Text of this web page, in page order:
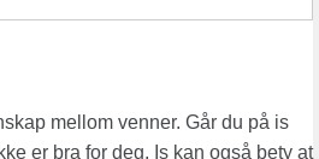
mellom venner. Går du på is
er bra for deg. Is kan også bety at